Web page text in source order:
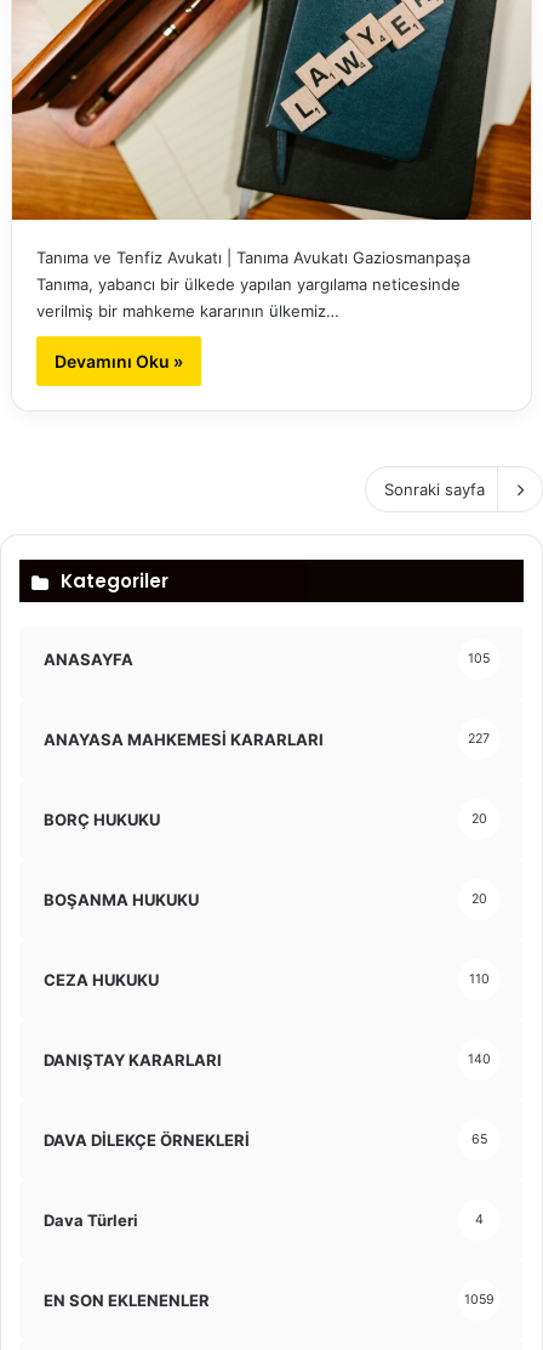
Tanıma ve Tenfiz Avukatı | Tanıma Avukatı Gaziosmanpaşa
Tanıma, yabancı bir ülkede yapılan yargılama neticesinde
verilmiş bir mahkeme kararının ülkemiz…
Devamını Oku »
Sonraki sayfa
Kategoriler
ANASAYFA 105
ANAYASA MAHKEMESİ KARARLARI 227
BORÇ HUKUKU 20
BOŞANMA HUKUKU 20
CEZA HUKUKU 110
DANIŞTAY KARARLARI 140
DAVA DİLEKÇE ÖRNEKLERİ 65
Dava Türleri 4
EN SON EKLENENLER 1059